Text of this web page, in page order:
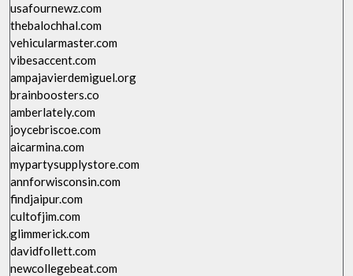
usafournewz.com
thebalochhal.com
vehicularmaster.com
vibesaccent.com
ampajavierdemiguel.org
brainboosters.co
amberlately.com
joycebriscoe.com
aicarmina.com
mypartysupplystore.com
annforwisconsin.com
findjaipur.com
cultofjim.com
glimmerick.com
davidfollett.com
newcollegebeat.com